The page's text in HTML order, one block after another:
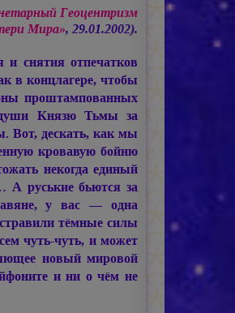
Геоцентризм
Мира», 29.01.2002).
снятия отпечатков
в концлагере, чтобы
проштампованных
души Князю Тьмы за
Вот, дескать, как мы
кровавую бойню
некогда единый
А руськие бьются за
у вас — одна
тёмные силы
чуть-чуть, и может
новый мировой
и ни о чём не